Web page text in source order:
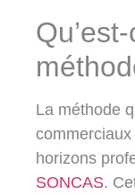
La méthode
horizons
SONCAS.